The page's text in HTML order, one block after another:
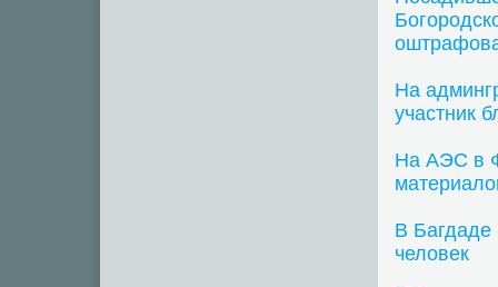
На
участник
На АЭС в
В Багдаде
человек